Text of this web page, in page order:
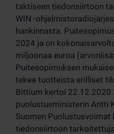
taktiseen tiedonsiirtoon
WIN -
hankinnasta.
2024 ja on
miljoonaa euroa
Puitesopimuksen
tekee tuotteista erilliset
Bittium kertoi 22.12.2020
puolustusministerin Antti
Suomen Puolustusvoimat
tiedonsiirtoon